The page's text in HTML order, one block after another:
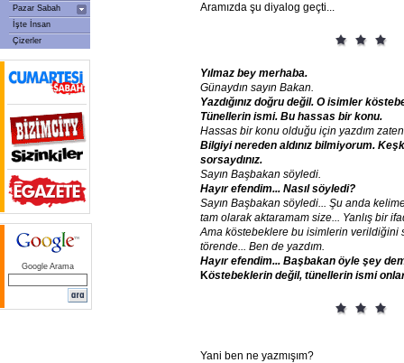
Pazar Sabah
İşte İnsan
Çizerler
Google Arama
Aramızda şu diyalog geçti...
Yılmaz bey merhaba.
Günaydın sayın Bakan.
Yazdığınız doğru değil. O isimler
Tünellerin ismi. Bu hassas bir konu.
Hassas bir konu olduğu için yazdım zaten
Bilgiyi nereden aldınız bilmiyorum.
sorsaydınız.
Sayın Başbakan söyledi.
Hayır efendim... Nasıl söyledi?
Sayın Başbakan söyledi... Şu anda
tam olarak aktaramam size... Yanlış bir
Ama köstebeklere bu isimlerin verildiğini
törende... Ben de yazdım.
Hayır efendim... Başbakan öyle şey
Köstebeklerin değil, tünellerin ismi
Yani ben ne yazmışım?